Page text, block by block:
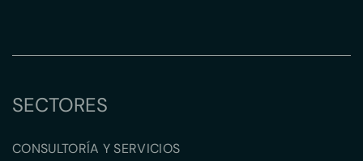
SECTORES
CONSULTORÍA Y SERVICIOS